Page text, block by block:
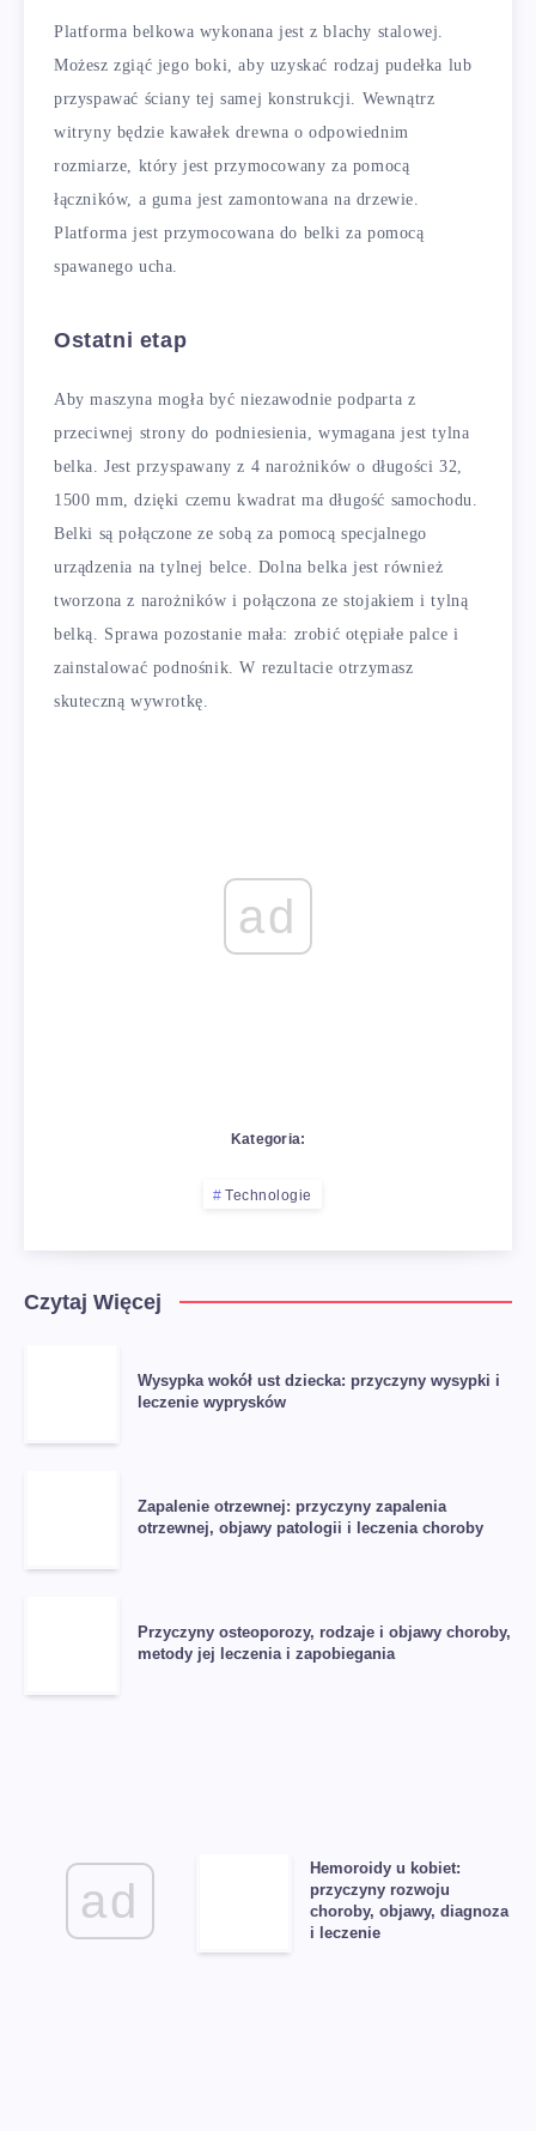
Platforma belkowa wykonana jest z blachy stalowej.
Możesz zgiąć jego boki, aby uzyskać rodzaj pudełka lub
przyspawać ściany tej samej konstrukcji. Wewnątrz
witryny będzie kawałek drewna o odpowiednim
rozmiarze, który jest przymocowany za pomocą
łączników, a guma jest zamontowana na drzewie.
Platforma jest przymocowana do belki za pomocą
spawanego ucha.
Ostatni etap
Aby maszyna mogła być niezawodnie podparta z
przeciwnej strony do podniesienia, wymagana jest tylna
belka. Jest przyspawany z 4 narożników o długości 32,
1500 mm, dzięki czemu kwadrat ma długość samochodu.
Belki są połączone ze sobą za pomocą specjalnego
urządzenia na tylnej belce. Dolna belka jest również
tworzona z narożników i połączona ze stojakiem i tylną
belką. Sprawa pozostanie mała: zrobić otępiałe palce i
zainstalować podnośnik. W rezultacie otrzymasz
skuteczną wywrotkę.
ad
Kategoria:
Technologie
Czytaj Więcej
Wysypka wokół ust dziecka: przyczyny wysypki i
leczenie wyprysków
Zapalenie otrzewnej: przyczyny zapalenia
otrzewnej, objawy patologii i leczenia choroby
Przyczyny osteoporozy, rodzaje i objawy choroby,
metody jej leczenia i zapobiegania
ad
Hemoroidy u kobiet:
przyczyny rozwoju
choroby, objawy, diagnoza
i leczenie